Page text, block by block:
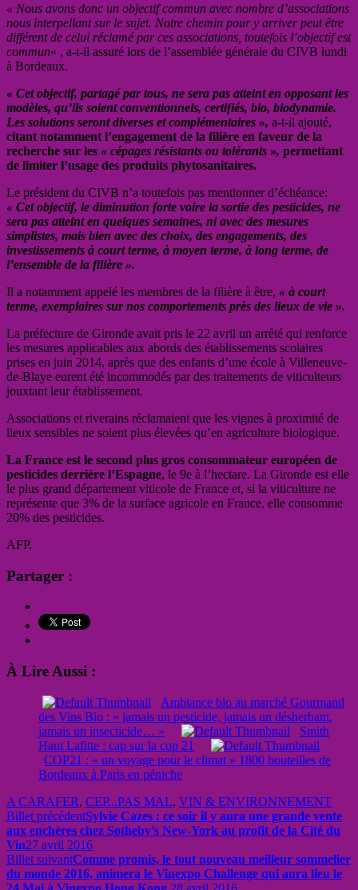
« Nous avons donc un objectif commun avec nombre d’associations
nous interpellant sur le sujet. Notre chemin pour y arriver peut être
différent de celui réclamé par ces associations, toutefois l’objectif est
commun« , a-t-il assuré lors de l’assemblée générale du CIVB lundi
à Bordeaux.
« Cet objectif, partagé par tous, ne sera pas atteint en opposant les
modèles, qu’ils soient conventionnels, certifiés, bio, biodynamie.
Les solutions seront diverses et complémentaires », a-t-il ajouté,
citant notamment l’engagement de la filière en faveur de la
recherche sur les « cépages résistants ou tolérants », permettant
de limiter l’usage des produits phytosanitaires.
Le président du CIVB n’a toutefois pas mentionner d’échéance:
« Cet objectif, le diminution forte voire la sortie des pesticides, ne
sera pas atteint en quelques semaines, ni avec des mesures
simplistes, mais bien avec des choix, des engagements, des
investissements à court terme, à moyen terme, à long terme, de
l’ensemble de la filière ».
Il a notamment appelé les membres de la filière à être, « à court
terme, exemplaires sur nos comportements près des lieux de vie ».
La préfecture de Gironde avait pris le 22 avril un arrêté qui renforce
les mesures applicables aux abords des établissements scolaires
prises en juin 2014, après que des enfants d’une école à Villeneuve-
de-Blaye eurent été incommodés par des traitements de viticulteurs
jouxtant leur établissement.
Associations et riverains réclamaient que les vignes à proximité de
lieux sensibles ne soient plus élevées qu’en agriculture biologique.
La France est le second plus gros consommateur européen de
pesticides derrière l’Espagne, le 9e à l’hectare. La Gironde est elle
le plus grand département viticole de France et, si la viticulture ne
représente que 3% de la surface agricole en France, elle consomme
20% des pesticides.
AFP.
Partager :
À Lire Aussi :
Ambiance bio au marché Gourmand
des Vins Bio : « jamais un pesticide, jamais un désherbant,
jamais un insecticide… »
Smith
Haut Lafitte : cap sur la cop 21
COP21 : « un voyage pour le climat » 1800 bouteilles de
Bordeaux à Paris en péniche
A CARAFER, CEP...PAS MAL, VIN & ENVIRONNEMENT
Billet précédentSylvie Cazes : ce soir il y aura une grande vente
aux enchères chez Sotheby’s New-York au profit de la Cité du
Vin27 avril 2016
Billet suivantComme promis, le tout nouveau meilleur sommelier
du monde 2016, animera le Vinexpo Challenge qui aura lieu le